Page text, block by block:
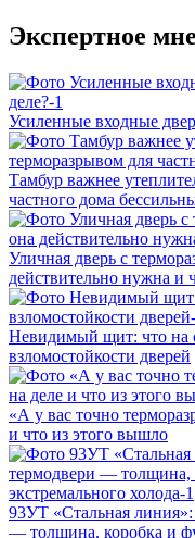
Экспертное
Усиленные входные
Тамбур важнее
частного дома
Уличная дверь с
действительно нужна и
Невидимый щит: что на
взломостойкости дверей
«А у вас точно
и что из этого вышло
93УТ «Стальная
— толщина, коробка и